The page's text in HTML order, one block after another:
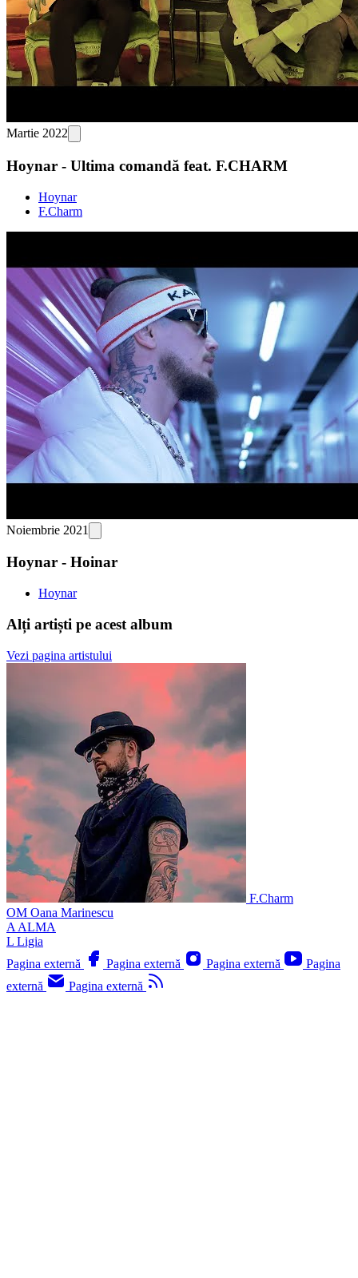
Martie 2022
Hoynar - Ultima comandă feat. F.CHARM
Hoynar
F.Charm
Noiembrie 2021
Hoynar - Hoinar
Hoynar
Alți artiști pe acest album
Vezi pagina artistului
F.Charm
OM Oana Marinescu
A ALMA
L Ligia
Pagina externă
Pagina externă Pagina externă
Pagina
externă
Pagina externă